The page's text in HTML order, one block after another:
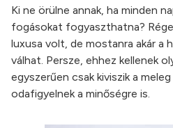
Ki ne örülne annak, ha minden
fogásokat fogyaszthatna?
luxusa volt, de mostanra akár a
válhat. Persze, ehhez kellenek
egyszerűen csak kiviszik a
odafigyelnek a minőségre is.